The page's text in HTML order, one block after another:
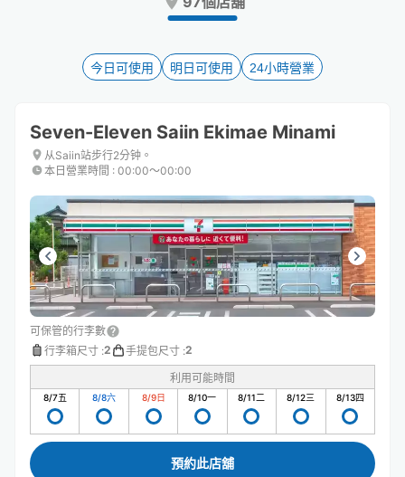
keyboard
shortcuts
for
changing
dates.
key
to
keyboard
shortcuts
for
changing
dates.
今日可使用 明日可使用 24小時營業
Seven-Eleven Saiin Ekimae Minami
从Saiin站步行2分钟。
本日營業時間 : 00:00〜00:00
可保管的行李數
行李箱尺寸 :2 手提包尺寸 :2
利用可能時間
8/7五 8/8六 8/9日 8/10一 8/11二 8/12三 8/13四
預約此店舖